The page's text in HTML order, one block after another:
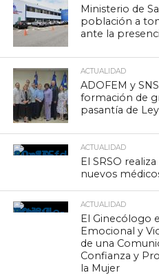
Ministerio de
población a
ante la
ACTUALIDAD
ADOFEM y
formación de
pasantía de Ley
ACTUALIDAD
El SRSO
nuevos
ACTUALIDAD
El Ginecólogo
Emocional y
de una
Confianza y
la Mujer